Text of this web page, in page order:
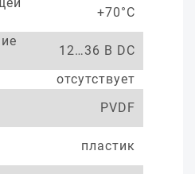
+70°С
12…36 В DC
отсутствует
PVDF
пластик